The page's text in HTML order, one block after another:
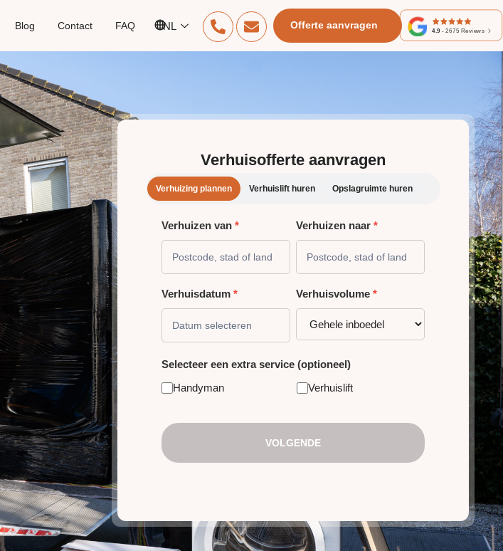
Blog Contact FAQ NL Offerte aanvragen
4.9 -2675 Reviews
Verhuisofferte aanvragen
Verhuizing plannen Verhuislift huren Opslagruimte huren
VERHUIZING
PLANNEN
Verhuizen van * Verhuizen naar *
Verhuisdatum * Verhuisvolume *
Selecteer een extra service (optioneel)
Handyman
Verhuislift
VOLGENDE